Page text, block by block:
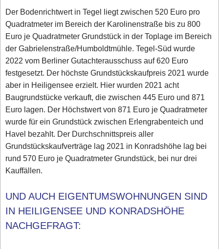
Der Bodenrichtwert in Tegel liegt zwischen 520 Euro pro
Quadratmeter im Bereich der Karolinenstraße bis zu 800
Euro je Quadratmeter Grundstück in der Toplage im Bereich
der Gabrielenstraße/Humboldtmühle. Tegel-Süd wurde
2022 vom Berliner Gutachterausschuss auf 620 Euro
festgesetzt. Der höchste Grundstückskaufpreis 2021 wurde
aber in Heiligensee erzielt. Hier wurden 2021 acht
Baugrundstücke verkauft, die zwischen 445 Euro und 871
Euro lagen. Der Höchstwert von 871 Euro je Quadratmeter
wurde für ein Grundstück zwischen Erlengrabenteich und
Havel bezahlt. Der Durchschnittspreis aller
Grundstückskaufverträge lag 2021 in Konradshöhe lag bei
rund 570 Euro je Quadratmeter Grundstück, bei nur drei
Kauffällen.
UND AUCH EIGENTUMSWOHNUNGEN SIND
IN HEILIGENSEE UND KONRADSHÖHE
NACHGEFRAGT: